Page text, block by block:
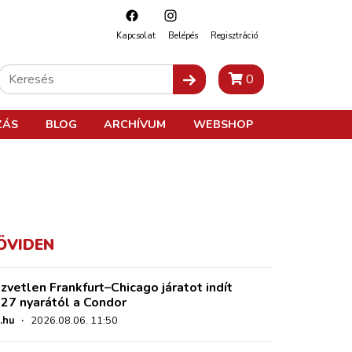
Kapcsolat Belépés Regisztráció
0
BLOG ARCHÍVUM WEBSHOP
Frankfurt–Chicago járatot indít
nyarától a Condor
· 2026.08.06. 11:50